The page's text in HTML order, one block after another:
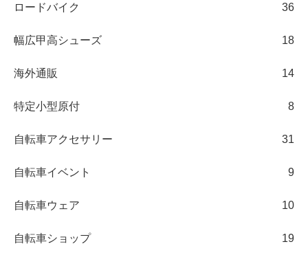
ロードバイク 36
幅広甲高シューズ 18
海外通販 14
特定小型原付 8
自転車アクセサリー 31
自転車イベント 9
自転車ウェア 10
自転車ショップ 19